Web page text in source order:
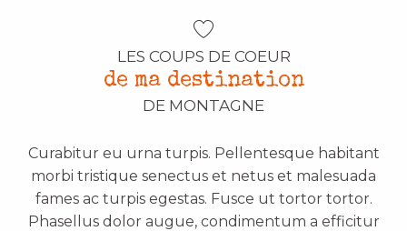
LES COUPS DE COEUR
de ma destination
DE MONTAGNE
Curabitur eu urna turpis. Pellentesque habitant
morbi tristique senectus et netus et malesuada
fames ac turpis egestas. Fusce ut tortor tortor.
Phasellus dolor augue, condimentum a efficitur